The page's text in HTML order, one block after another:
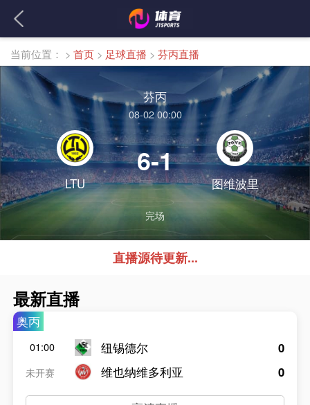
当前位置： > 首页 > 足球直播 > 芬丙直播
芬丙
08-02 00:00
LTU
6-1
图维波里
完场
直播源待更新...
最新直播
奥丙
01:00
未开赛
纽锡德尔
维也纳维多利亚
0
0